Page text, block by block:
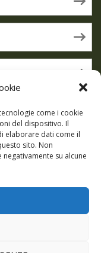
come i cookie
del dispositivo. Il
elaborare dati come il
sito. Non
su alcune